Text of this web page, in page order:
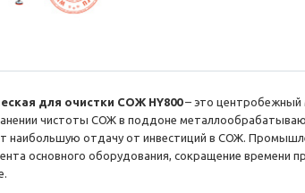
для очистки СОЖ HY800– это центробежный
чистоты СОЖ в поддоне
наибольшую отдачу от инвестиций в СОЖ.
основного оборудования, сокращение времени